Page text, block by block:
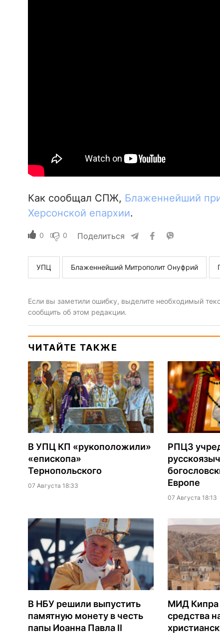
Как сообщал СПЖ, Блаженнейший
Херсонской епархии.
0 0 Поделиться
УПЦ Блаженнейший Митрополит Онуфрий
Если вы заметили ошибку, выделите необходимый
сообщить об этом редакции.
ЧИТАЙТЕ ТАКЖЕ
В УПЦ КП «рукоположили»
«епископа»
Тернопольского
07 Августа 18:33
РПЦЗ
Европе
07 Августа 18:13
В НБУ решили выпустить
памятную монету в честь
папы Иоанна Павла II
МИД Кипра
средства